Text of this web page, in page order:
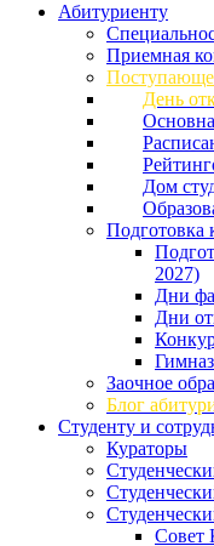
Абитуриенту
Приемная
День
Дом
Подготовка
2027)
Дни
Дни
Заочное
Блог
Студенту и
Кураторы
Совет